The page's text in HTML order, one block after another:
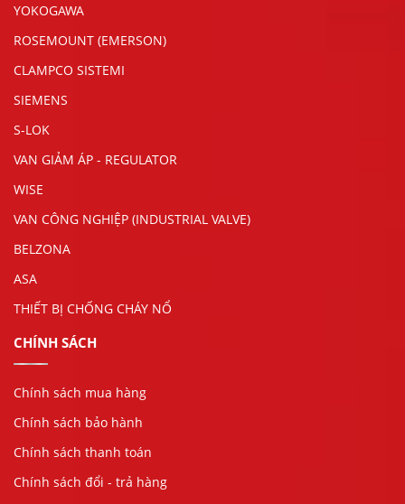
YOKOGAWA
ROSEMOUNT (EMERSON)
CLAMPCO SISTEMI
SIEMENS
S-LOK
VAN GIẢM ÁP - REGULATOR
WISE
VAN CÔNG NGHIỆP (INDUSTRIAL VALVE)
BELZONA
ASA
THIẾT BỊ CHỐNG CHÁY NỔ
CHÍNH SÁCH
Chính sách mua hàng
Chính sách bảo hành
Chính sách thanh toán
Chính sách đổi - trả hàng